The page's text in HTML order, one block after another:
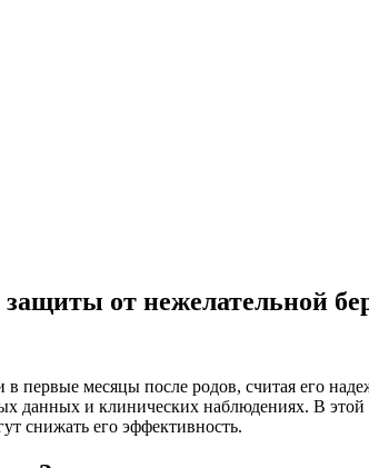
от нежелательной
месяцы после родов, считая его
данных и клинических наблюдениях. В этой
снижать его эффективность.